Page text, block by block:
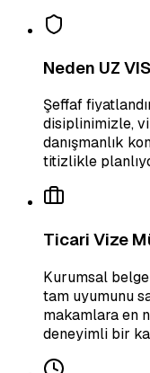
Neden UZ
Şeffaf
disiplinimizle,
danışmanlık
titizlikle
Ticari Vize
Kurumsal
tam uyumunu
makamlara en
deneyimli bir